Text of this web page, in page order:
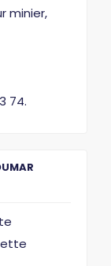
minier,
74.